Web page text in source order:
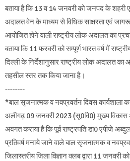
बताया है कि 13 व 14 जनवरी को जनपद के शहरी
अदालत वेन के माध्यम से विधिक साक्षरता एवं
आयोजित होने वाली राष्ट्रीय लोक अदालत का
बताया कि 11 फरवरी को सम्पूर्ण भारत वर्ष में
दिल्ली के निर्देशानुसार राष्ट्रीय लोक अदालत
तहसील स्तर तक किया जाना है।
--------
*बाल सृजनात्मक व नवप्रवर्तन दिवस कार्यशाला
अलीगढ़ 09 जनवरी 2023 (सू0वि0) मुख्य
अवगत कराया है कि पूर्व राष्ट्रपति डा0 एपीजे
प्रतिवर्ष मनाये जाने वाले बाल सृजनात्मक व
जिलास्तरीय जिला विज्ञान क्लब द्वारा 11 जनवरी